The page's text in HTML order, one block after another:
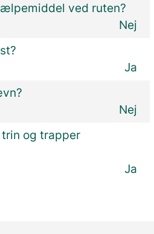
ved ruten?
Nej
Ja
Nej
trin og trapper
Ja